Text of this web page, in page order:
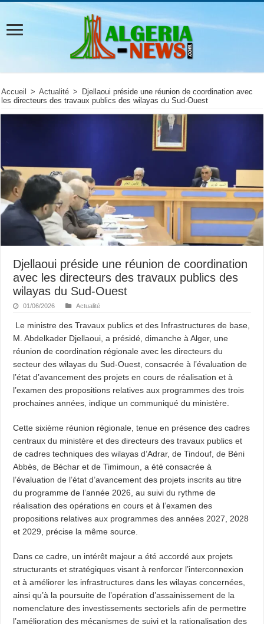
Accueil > Actualité >
Djellaoui préside une réunion de coordination avec
les directeurs des travaux publics des wilayas du Sud-Ouest
Djellaoui préside une réunion de coordination
avec les directeurs des travaux publics des
wilayas du Sud-Ouest
01/06/2026 Actualité
Le ministre des Travaux publics et des Infrastructures de base,
M. Abdelkader Djellaoui, a présidé, dimanche à Alger, une
réunion de coordination régionale avec les directeurs du
secteur des wilayas du Sud-Ouest, consacrée à l’évaluation de
l’état d’avancement des projets en cours de réalisation et à
l’examen des propositions relatives aux programmes des trois
prochaines années, indique un communiqué du ministère.
Cette sixième réunion régionale, tenue en présence des cadres
centraux du ministère et des directeurs des travaux publics et
de cadres techniques des wilayas d’Adrar, de Tindouf, de Béni
Abbès, de Béchar et de Timimoun, a été consacrée à
l’évaluation de l’état d’avancement des projets inscrits au titre
du programme de l’année 2026, au suivi du rythme de
réalisation des opérations en cours et à l’examen des
propositions relatives aux programmes des années 2027, 2028
et 2029, précise la même source.
Dans ce cadre, un intérêt majeur a été accordé aux projets
structurants et stratégiques visant à renforcer l’interconnexion
et à améliorer les infrastructures dans les wilayas concernées,
ainsi qu’à la poursuite de l’opération d’assainissement de la
nomenclature des investissements sectoriels afin de permettre
l’amélioration des mécanismes de suivi et la rationalisation des